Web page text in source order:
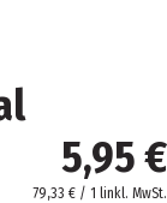
5,95 €
79,33 € / 1 linkl. MwSt.